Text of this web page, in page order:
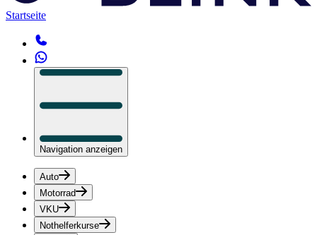
Startseite
Navigation anzeigen
Auto
Motorrad
VKU
Nothelferkurse